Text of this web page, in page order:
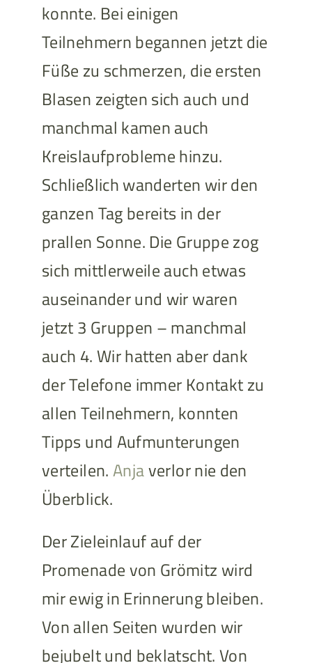
konnte. Bei einigen
Teilnehmern begannen jetzt die
Füße zu schmerzen, die ersten
Blasen zeigten sich auch und
manchmal kamen auch
Kreislaufprobleme hinzu.
Schließlich wanderten wir den
ganzen Tag bereits in der
prallen Sonne. Die Gruppe zog
sich mittlerweile auch etwas
auseinander und wir waren
jetzt 3 Gruppen – manchmal
auch 4. Wir hatten aber dank
der Telefone immer Kontakt zu
allen Teilnehmern, konnten
Tipps und Aufmunterungen
verteilen.Anjaverlor nie den
Überblick.
Der Zieleinlauf auf der
Promenade von Grömitz wird
mir ewig in Erinnerung bleiben.
Von allen Seiten wurden wir
bejubelt und beklatscht. Von